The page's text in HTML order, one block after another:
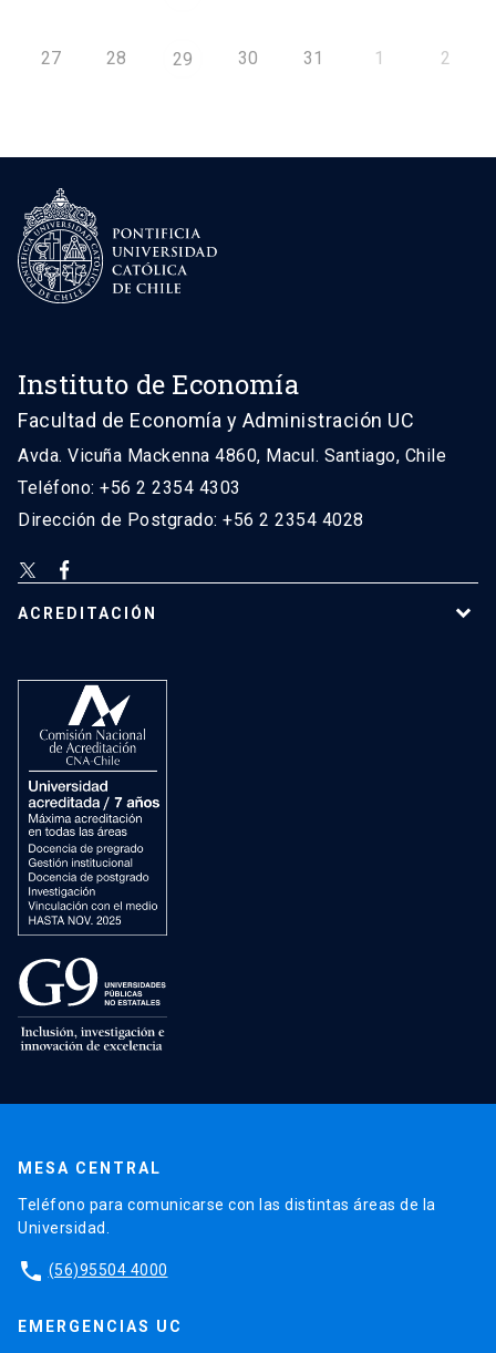
27 28 29 30 31 1 2
Instituto de Economía
Facultad de Economía y Administración UC
Avda. Vicuña Mackenna 4860, Macul. Santiago, Chile
Teléfono: +56 2 2354 4303
Dirección de Postgrado: +56 2 2354 4028
ACREDITACIÓN
MESA CENTRAL
Teléfono para comunicarse con las distintas áreas de la
Universidad.
phone (56)95504 4000
EMERGENCIAS UC